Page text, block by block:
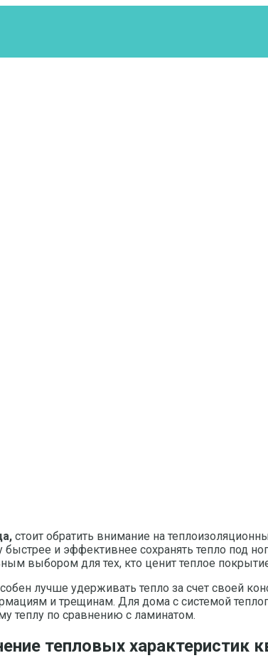
стоит обратить внимание на
и эффективнее сохранять тепло под
выбором для тех, кто ценит теплое
лучше удерживать тепло за счет своей
и трещинам. Для дома с системой
теплу по сравнению с ламинатом.
тепловых характеристик